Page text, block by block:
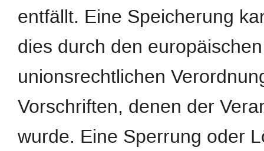
entfällt. Eine Speicherung
dies durch den
unionsrechtlichen
Vorschriften, denen der
wurde. Eine Sperrung oder